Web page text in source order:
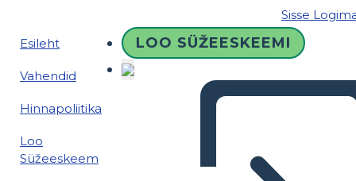
Sisse
Esileht
Vahendid
Hinnapoliitika
Loo
Süžeeskeem
LOO SÜŽEESKEEMI